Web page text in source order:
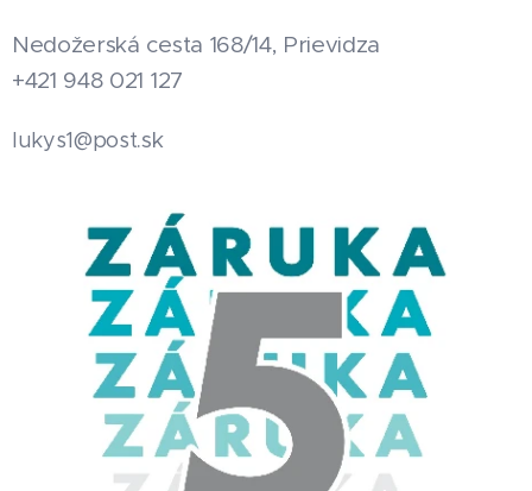
Nedožerská cesta 168/14, Prievidza
+421 948 021 127
lukys1@post.sk